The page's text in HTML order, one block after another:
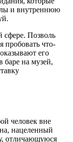
и внутреннюю
сфере. Позволь
пробовать что-
его
баре на музей,
человек вне
нацеленный
отличающуюся